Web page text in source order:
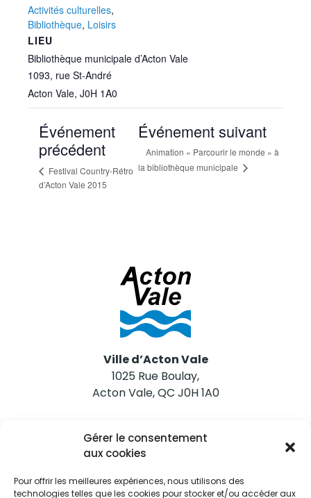
Gérer le consentement
aux cookies
Pour offrir les meilleures expériences, nous utilisons des
technologies telles que les cookies pour stocker et/ou accéder aux
Activités culturelles,
Bibliothèque, Loisirs
LIEU
Bibliothèque municipale d’Acton Vale
1093, rue St-André
Acton Vale, J0H 1A0
Événement
précédent
Festival Country-Rétro
d’Acton Vale 2015
Événement suivant
Animation « Parcourir le monde » à
la bibliothèque municipale
Ville d’Acton Vale
1025 Rue Boulay,
Acton Vale, QC J0H 1A0
Nous joindre
Tél. 450 546-2703